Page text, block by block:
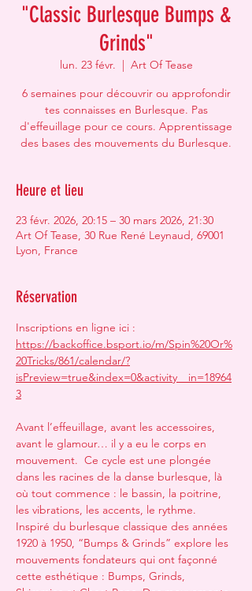
"Classic Burlesque Bumps &
Grinds"
lun. 23 févr.
  |
Art Of Tease
6 semaines pour découvrir ou approfondir
tes connaisses en Burlesque. Pas
d'effeuillage pour ce cours. Apprentissage
des bases des mouvements du Burlesque.
Heure et lieu
23 févr. 2026, 20:15 – 30 mars 2026, 21:30
Art Of Tease, 30 Rue René Leynaud, 69001
Lyon, France
Réservation
Inscriptions en ligne ici :
https://backoffice.bsport.io/m/Spin%20Or%
20Tricks/861/calendar/?
isPreview=true&index=0&activity__in=18964
3
Avant l’effeuillage, avant les accessoires,
avant le glamour… il y a eu le corps en
mouvement.  Ce cycle est une plongée
dans les racines de la danse burlesque, là
où tout commence : le bassin, la poitrine,
les vibrations, les accents, le rythme.
Inspiré du burlesque classique des années
1920 à 1950, “Bumps & Grinds” explore les
mouvements fondateurs qui ont façonné
cette esthétique : Bumps, Grinds,